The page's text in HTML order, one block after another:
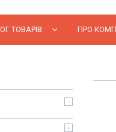
ТОВАРІВ ПРО